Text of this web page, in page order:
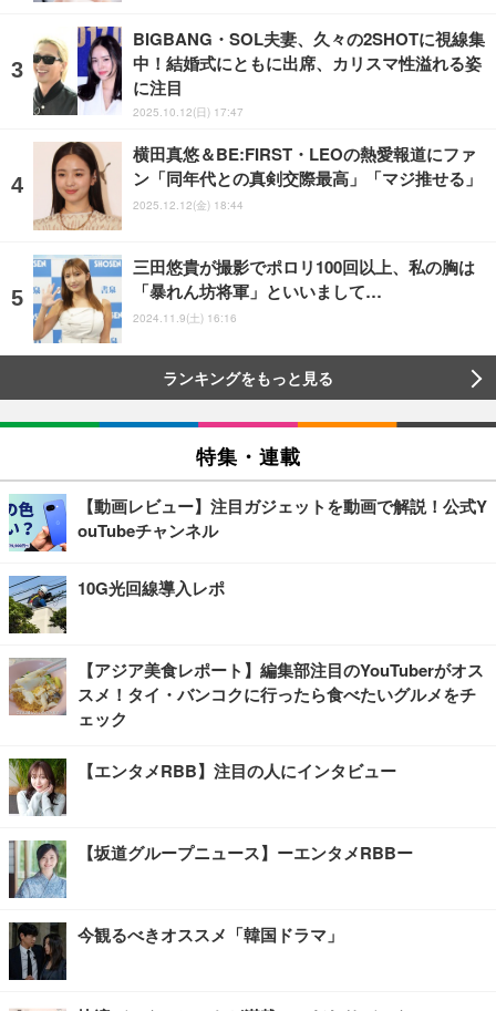
BIGBANG・SOL夫妻、久々の2SHOTに視線集
中！結婚式にともに出席、カリスマ性溢れる姿
に注目
2025.10.12(日) 17:47
横田真悠＆BE:FIRST・LEOの熱愛報道にファ
ン「同年代との真剣交際最高」「マジ推せる」
2025.12.12(金) 18:44
三田悠貴が撮影でポロリ100回以上、私の胸は
「暴れん坊将軍」といいまして…
2024.11.9(土) 16:16
ランキングをもっと見る
特集・連載
【動画レビュー】注目ガジェットを動画で解説！公式Y
ouTubeチャンネル
10G光回線導入レポ
【アジア美食レポート】編集部注目のYouTuberがオス
スメ！タイ・バンコクに行ったら食べたいグルメをチ
ェック
【エンタメRBB】注目の人にインタビュー
【坂道グループニュース】ーエンタメRBBー
今観るべきオススメ「韓国ドラマ」